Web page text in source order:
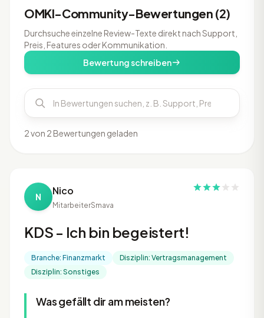
OMKI-Community-Bewertungen (2)
Durchsuche einzelne Review-Texte direkt nach Support,
Preis, Features oder Kommunikation.
Bewertung schreiben
2 von 2 Bewertungen geladen
N Nico
MitarbeiterSmava
KDS - Ich bin begeistert!
Branche: Finanzmarkt
Disziplin: Vertragsmanagement
Disziplin: Sonstiges
Was gefällt dir am meisten?